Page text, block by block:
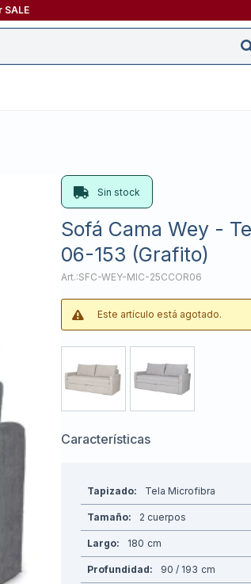
SALE
Sin stock
Sofá Cama Wey -
06-153 (Grafito)
SFC-WEY-MIC-25CCOR06
Este artículo está agotado.
Características
Tapizado Tela Microfibra
Tamaño 2 cuerpos
Largo 180
Profundidad 90 / 193